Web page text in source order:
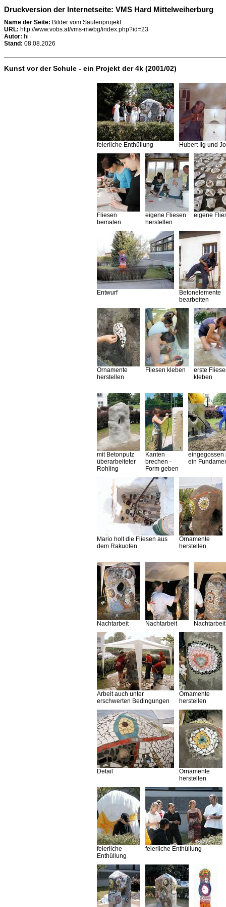
Druckversion der Internetseite: VMS Hard Mittelweiherburg
Name der Seite: Bilder vom Säulenprojekt
URL: http://www.vobs.at/vms-mwbg/index.php?id=23
Autor: hi
Stand: 08.08.2026
Kunst vor der Schule - ein Projekt der 4k (2001/02)
feierliche Enthüllung Hubert Ilg und
Fliesen
bemalen
eigene Fliesen
herstellen
eigene
Entwurf
Betonelemente
bearbeiten
Ornamente
herstellen
Fliesen kleben
erste
kleben
mit Betonputz
überarbeiteter
Rohling
Kanten
brechen -
Form geben
eingegossen
ein
Mario holt die Fliesen aus
dem Rakuofen
Ornamente
herstellen
Nachtarbeit Nachtarbeit Nachtarbeit
Arbeit auch unter
erschwerten Bedingungen
Ornamente
herstellen
Detail
Ornamente
herstellen
feierliche
Enthüllung
feierliche Enthüllung